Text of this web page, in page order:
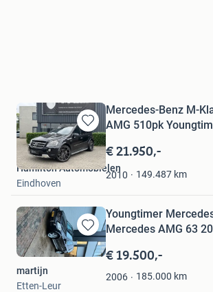
Bewaren
in
Mijn
Favorieten
Mercedes-Benz M-
AMG 510pk
€ 21.950,-
2010 149.487 km
Hamilton Automobielen
Eindhoven
Bewaren
in
Favorieten
Youngtimer
Mercedes AMG 63
€ 19.500,-
2006 185.000 km
martijn
Etten-Leur